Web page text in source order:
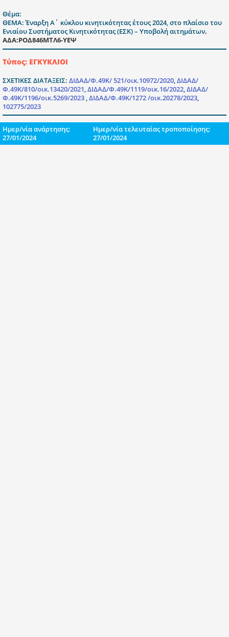
Θέμα:
ΘΕΜΑ: Έναρξη Α΄ κύκλου κινητικότητας έτους 2024, στο πλαίσιο του
Ενιαίου Συστήματος Κινητικότητας (ΕΣΚ) – Υποβολή αιτημάτων.
ΑΔΑ:ΡΟΔ846ΜΤΛ6-ΥΕΨ
Τύπος: ΕΓΚΥΚΛΙΟΙ
ΣΧΕΤΙΚΕΣ ΔΙΑΤΑΞΕΙΣ: ΔΙΔΑΔ/Φ.49Κ/ 521/οικ.10972/2020,ΔΙΔΑΔ/
Φ.49Κ/810/οικ.13420/2021,ΔΙΔΑΔ/Φ.49Κ/1119/οικ.16/2022,ΔΙΔΑΔ/
Φ.49Κ/1196/οικ.5269/2023 ,ΔΙΔΑΔ/Φ.49Κ/1272 /οικ.20278/2023,
102775/2023
Ημερ/νία ανάρτησης:
27/01/2024
Ημερ/νία τελευταίας τροποποίησης:
27/01/2024